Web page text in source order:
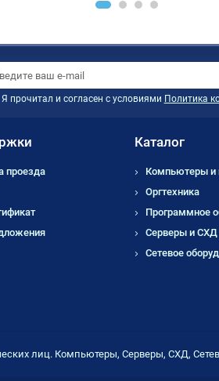
Я прочитал и согласен с условиями Политика
проезда
Каталог
Компьютеры и
Оргтехника
Программное
Серверы и СХД
Сетевое
лиц. Компьютеры, Серверы, СХД,